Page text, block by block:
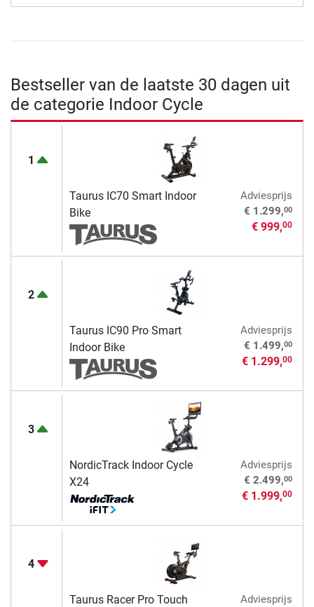
Bestseller van de laatste 30 dagen uit
de categorie Indoor Cycle
1
Taurus IC70 Smart Indoor
Bike
Adviesprijs
€ 1.299,00
€ 999,00
2
Taurus IC90 Pro Smart
Indoor Bike
Adviesprijs
€ 1.499,00
€ 1.299,00
3
NordicTrack Indoor Cycle
X24
Adviesprijs
€ 2.499,00
€ 1.999,00
4
Taurus Racer Pro Touch
Adviesprijs